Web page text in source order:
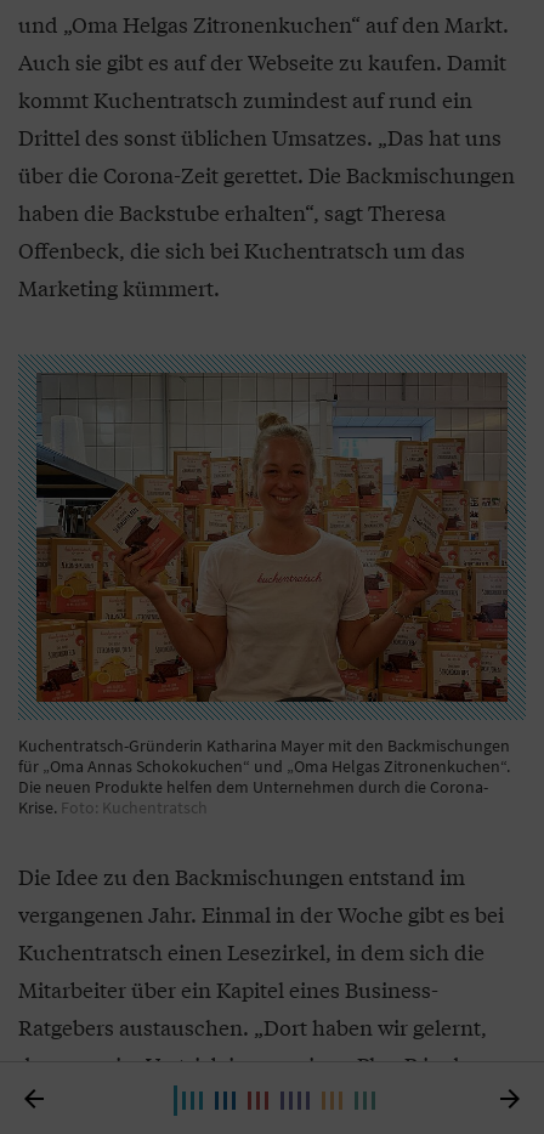
und „Oma Helgas Zitronenkuchen“ auf den Markt.
Auch sie gibt es auf der Webseite zu kaufen. Damit
kommt Kuchentratsch zumindest auf rund ein
Drittel des sonst üblichen Umsatzes. „Das hat uns
über die Corona-Zeit gerettet. Die Backmischungen
haben die Backstube erhalten“, sagt Theresa
Offenbeck, die sich bei Kuchentratsch um das
Marketing kümmert.
Kuchentratsch-Gründerin Katharina Mayer mit den Backmischungen
für „Oma Annas Schokokuchen“ und „Oma Helgas Zitronenkuchen“.
Die neuen Produkte helfen dem Unternehmen durch die Corona-
Krise. Foto: Kuchentratsch
Die Idee zu den Backmischungen entstand im
vergangenen Jahr. Einmal in der Woche gibt es bei
Kuchentratsch einen Lesezirkel, in dem sich die
Mitarbeiter über ein Kapitel eines Business-
Ratgebers austauschen. „Dort haben wir gelernt,
dass man im Vertrieb immer einen Plan B in der
Hinterhand haben sollte, falls es Probleme gibt. Das
 